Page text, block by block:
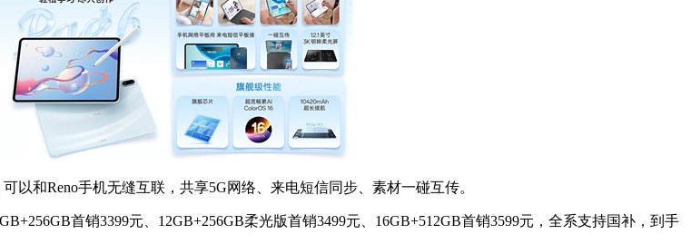
和Reno手机无缝互联，共享5G网络、来电短信同步、素材一碰互传。​​​
首销3399元、12GB+256GB柔光版首销3499元、16GB+512GB首销3599元，全系支持国补，到手